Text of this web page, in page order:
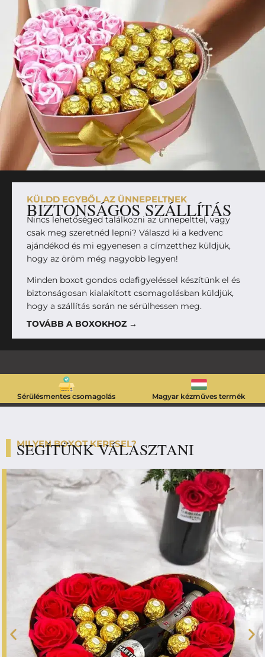
KÜLDD EGYBŐL AZ ÜNNEPELTNEK
BIZTONSÁGOS SZÁLLÍTÁS
Nincs lehetőséged találkozni az ünnepelttel, vagy
csak meg szeretnéd lepni? Válaszd ki a kedvenc
ajándékod és mi egyenesen a címzetthez küldjük,
hogy az öröm még nagyobb legyen!
Minden boxot gondos odafigyeléssel készítünk el és
biztonságosan kialakított csomagolásban küldjük,
hogy a szállítás során ne sérülhessen meg.
TOVÁBB A BOXOKHOZ →
Sérülésmentes csomagolás Magyar kézműves termék
MILYEN BOXOT KERESEL?
SEGÍTÜNK VÁLASZTANI